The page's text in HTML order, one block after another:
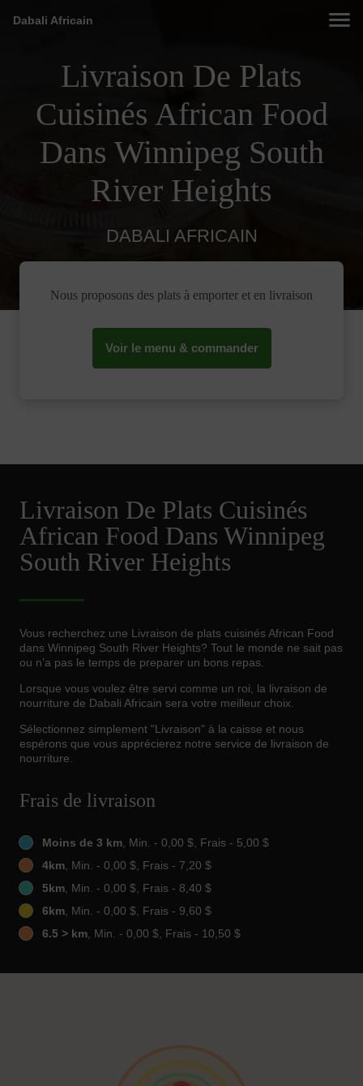
Dabali Africain
Livraison De Plats
Cuisinés African Food
Dans Winnipeg South
River Heights
DABALI AFRICAIN
Nous proposons des plats à emporter et en livraison
Voir le menu & commander
Livraison De Plats Cuisinés
African Food Dans Winnipeg
South River Heights
Vous recherchez une Livraison de plats cuisinés African Food
dans Winnipeg South River Heights? Tout le monde ne sait pas
ou n’a pas le temps de preparer un bons repas.
Lorsque vous voulez être servi comme un roi, la livraison de
nourriture de Dabali Africain sera votre meilleur choix.
Sélectionnez simplement "Livraison" à la caisse et nous
espérons que vous apprécierez notre service de livraison de
nourriture.
Frais de livraison
Moins de 3 km, Min. - 0,00 $, Frais - 5,00 $
4km, Min. - 0,00 $, Frais - 7,20 $
5km, Min. - 0,00 $, Frais - 8,40 $
6km, Min. - 0,00 $, Frais - 9,60 $
6.5 > km, Min. - 0,00 $, Frais - 10,50 $